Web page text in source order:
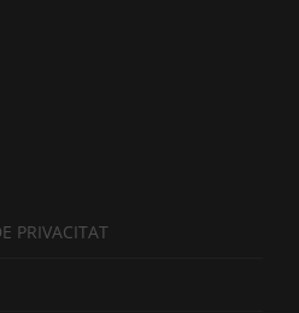
PRIVACITAT